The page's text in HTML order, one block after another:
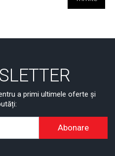
a primi ultimele oferte și
Abonare